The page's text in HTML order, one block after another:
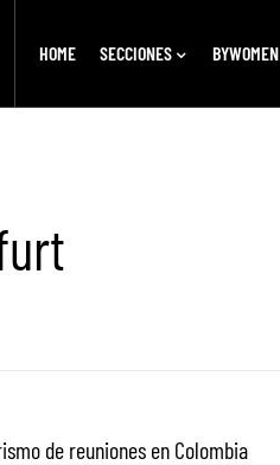
HOME SECCIONES BYWOMEN
de reuniones en Colombia